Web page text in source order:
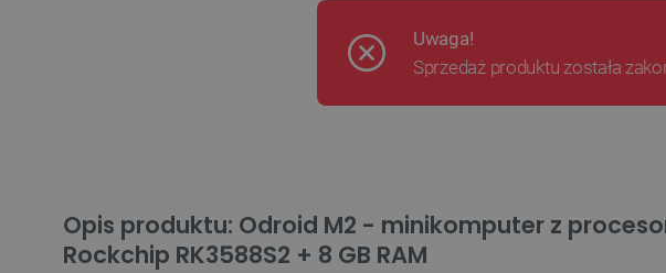
Uwaga!
Sprzedaż produktu została
Opis produktu: Odroid M2 - minikomputer z
Rockchip RK3588S2 + 8 GB RAM